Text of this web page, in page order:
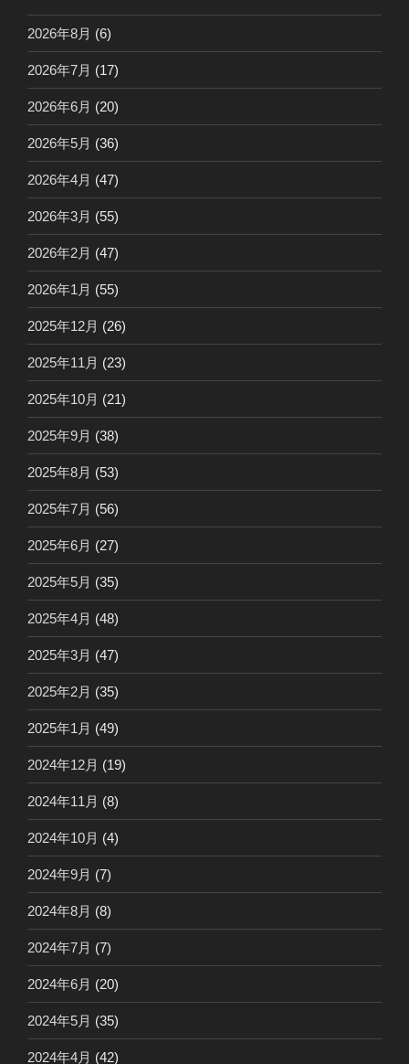
2026年8月 (6)
2026年7月 (17)
2026年6月 (20)
2026年5月 (36)
2026年4月 (47)
2026年3月 (55)
2026年2月 (47)
2026年1月 (55)
2025年12月 (26)
2025年11月 (23)
2025年10月 (21)
2025年9月 (38)
2025年8月 (53)
2025年7月 (56)
2025年6月 (27)
2025年5月 (35)
2025年4月 (48)
2025年3月 (47)
2025年2月 (35)
2025年1月 (49)
2024年12月 (19)
2024年11月 (8)
2024年10月 (4)
2024年9月 (7)
2024年8月 (8)
2024年7月 (7)
2024年6月 (20)
2024年5月 (35)
2024年4月 (42)